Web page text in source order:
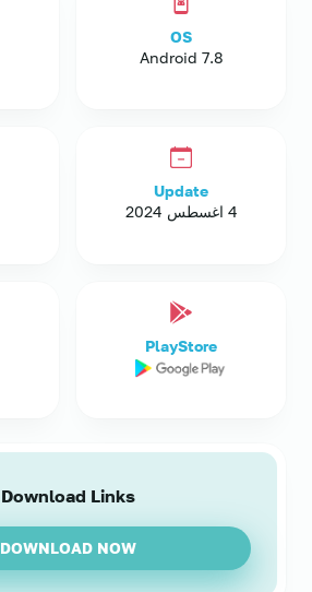
OS
Android 7.8
Update
4 اغسطس 2024
PlayStore
Download Links
DOWNLOAD NOW